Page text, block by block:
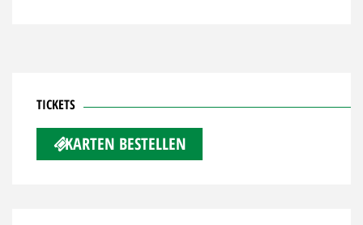
TICKETS
KARTEN BESTELLEN